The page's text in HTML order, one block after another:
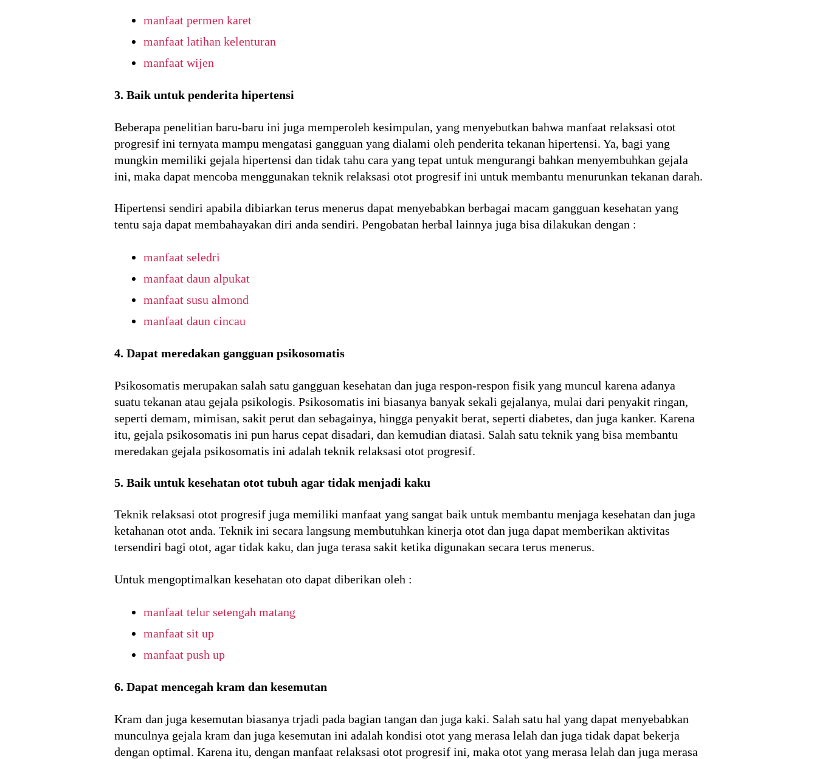
manfaat permen karet
manfaat latihan kelenturan
manfaat wijen
3. Baik untuk penderita hipertensi
Beberapa penelitian baru-baru ini juga memperoleh kesimpulan, yang menyebutkan bahwa manfaat relaksasi otot
progresif ini ternyata mampu mengatasi gangguan yang dialami oleh penderita tekanan hipertensi. Ya, bagi yang
mungkin memiliki gejala hipertensi dan tidak tahu cara yang tepat untuk mengurangi bahkan menyembuhkan gejala
ini, maka dapat mencoba menggunakan teknik relaksasi otot progresif ini untuk membantu menurunkan tekanan darah.
Hipertensi sendiri apabila dibiarkan terus menerus dapat menyebabkan berbagai macam gangguan kesehatan yang
tentu saja dapat membahayakan diri anda sendiri. Pengobatan herbal lainnya juga bisa dilakukan dengan :
manfaat seledri
manfaat daun alpukat
manfaat susu almond
manfaat daun cincau
4. Dapat meredakan gangguan psikosomatis
Psikosomatis merupakan salah satu gangguan kesehatan dan juga respon-respon fisik yang muncul karena adanya
suatu tekanan atau gejala psikologis. Psikosomatis ini biasanya banyak sekali gejalanya, mulai dari penyakit ringan,
seperti demam, mimisan, sakit perut dan sebagainya, hingga penyakit berat, seperti diabetes, dan juga kanker. Karena
itu, gejala psikosomatis ini pun harus cepat disadari, dan kemudian diatasi. Salah satu teknik yang bisa membantu
meredakan gejala psikosomatis ini adalah teknik relaksasi otot progresif.
5. Baik untuk kesehatan otot tubuh agar tidak menjadi kaku
Teknik relaksasi otot progresif juga memiliki manfaat yang sangat baik untuk membantu menjaga kesehatan dan juga
ketahanan otot anda. Teknik ini secara langsung membutuhkan kinerja otot dan juga dapat memberikan aktivitas
tersendiri bagi otot, agar tidak kaku, dan juga terasa sakit ketika digunakan secara terus menerus.
Untuk mengoptimalkan kesehatan oto dapat diberikan oleh :
manfaat telur setengah matang
manfaat sit up
manfaat push up
6. Dapat mencegah kram dan kesemutan
Kram dan juga kesemutan biasanya trjadi pada bagian tangan dan juga kaki. Salah satu hal yang dapat menyebabkan
munculnya gejala kram dan juga kesemutan ini adalah kondisi otot yang merasa lelah dan juga tidak dapat bekerja
dengan optimal. Karena itu, dengan manfaat relaksasi otot progresif ini, maka otot yang merasa lelah dan juga merasa